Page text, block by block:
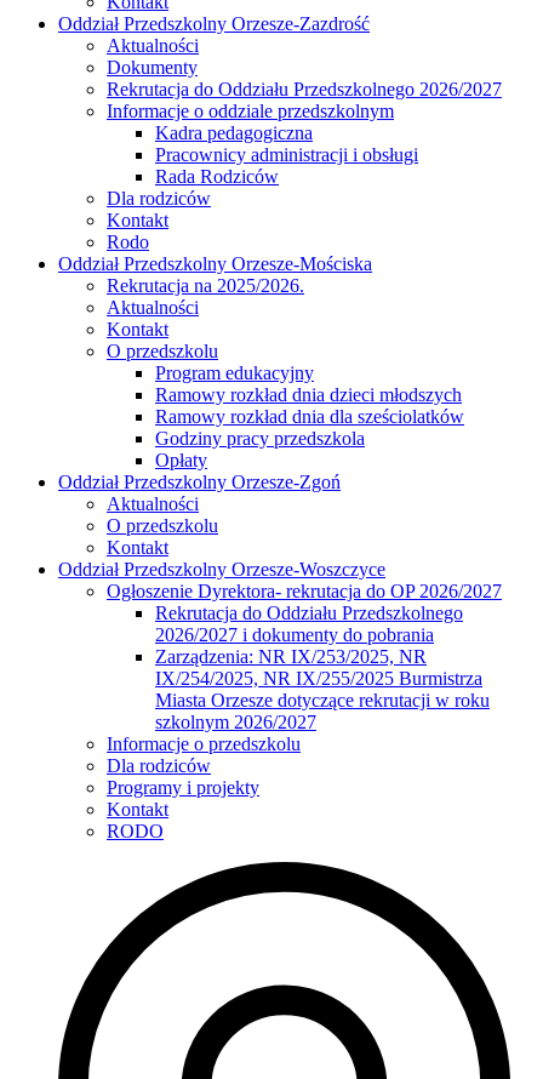
Oddział Przedszkolny Orzesze-Zazdrość
Aktualności
Dokumenty
Rekrutacja do Oddziału Przedszkolnego 2026/2027
Informacje o oddziale przedszkolnym
Kadra pedagogiczna
Pracownicy administracji i obsługi
Rada Rodziców
Dla rodziców
Kontakt
Rodo
Oddział Przedszkolny Orzesze-Mościska
Rekrutacja na 2025/2026.
Aktualności
Kontakt
O przedszkolu
Program edukacyjny
Ramowy rozkład dnia dzieci młodszych
Ramowy rozkład dnia dla sześciolatków
Godziny pracy przedszkola
Opłaty
Oddział Przedszkolny Orzesze-Zgoń
Aktualności
O przedszkolu
Kontakt
Oddział Przedszkolny Orzesze-Woszczyce
Ogłoszenie Dyrektora- rekrutacja do OP 2026/2027
Rekrutacja do Oddziału Przedszkolnego
2026/2027 i dokumenty do pobrania
Zarządzenia: NR IX/253/2025, NR
IX/254/2025, NR IX/255/2025 Burmistrza
Miasta Orzesze dotyczące rekrutacji w roku
szkolnym 2026/2027
Informacje o przedszkolu
Dla rodziców
Programy i projekty
Kontakt
RODO